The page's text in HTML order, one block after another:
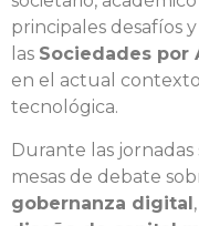
principales desafíos
las Sociedades por
en el actual
tecnológica.
Durante las
mesas de debate
gobernanza digital